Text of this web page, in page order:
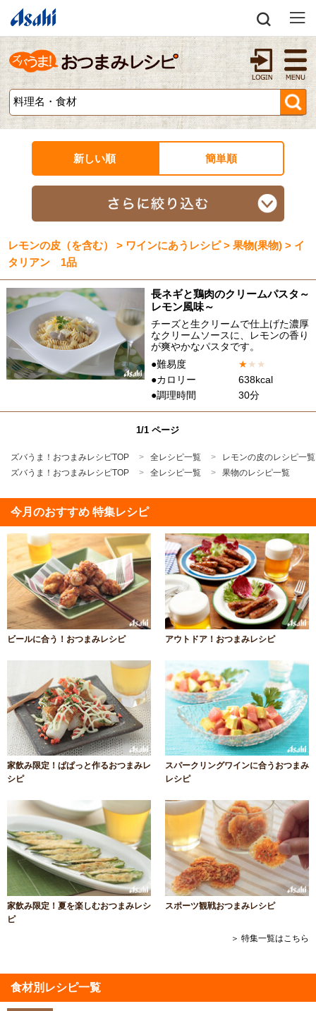
新しい順 簡単順
レモンの皮（を含む） > ワインにあうレシピ > 果物(果物) > イ
タリアン 1品
長ネギと鶏肉のクリームパスタ～
レモン風味～
チーズと生クリームで仕上げた濃厚
なクリームソースに、レモンの香り
が爽やかなパスタです。
●難易度
★★ ★
●カロリー
638kcal
●調理時間
30分
1/1 ページ
ズバうま！おつまみレシピTOP 全レシピ一覧
レモンの皮のレシピ一覧
ズバうま！おつまみレシピTOP
全レシピ一覧 果物のレシピ一覧
今月のおすすめ 特集レシピ
ビールに合う！おつまみレシピ アウトドア！おつまみレシピ
家飲み限定！ぱぱっと作るおつまみレ
シピ
スパークリングワインに合うおつまみ
レシピ
家飲み限定！夏を楽しむおつまみレシ
ピ
スポーツ観戦おつまみレシピ
＞ 特集一覧はこちら
食材別レシピ一覧